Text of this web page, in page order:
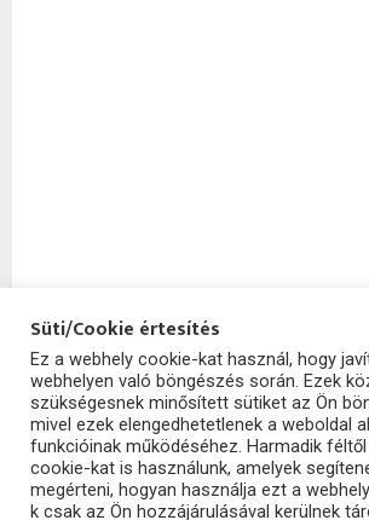
Süti/Cookie értesítés
Ez a webhely cookie-kat használ, hogy
webhelyen való böngészés során. Ezek
szükségesnek minősített sütiket az Ön
mivel ezek elengedhetetlenek a weboldal
funkcióinak működéséhez. Harmadik
cookie-kat is használunk, amelyek
megérteni, hogyan használja ezt a
k csak az Ön hozzájárulásával kerülnek